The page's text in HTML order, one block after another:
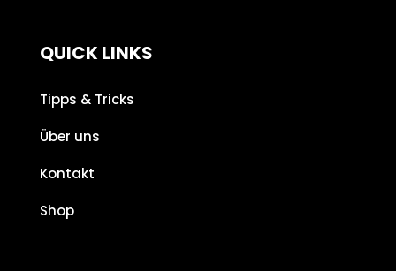
QUICK LINKS
Tipps & Tricks
Über uns
Kontakt
Shop